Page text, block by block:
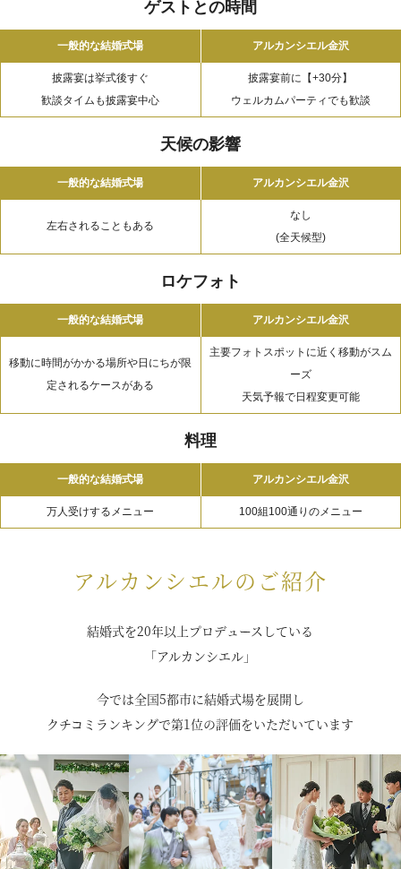
ゲストとの時間
一般的な結婚式場 アルカンシエル金沢
披露宴は挙式後すぐ
歓談タイムも披露宴中心
披露宴前に【+30分】
ウェルカムパーティでも歓談
天候の影響
一般的な結婚式場 アルカンシエル金沢
左右されることもある
なし
(全天候型)
ロケフォト
一般的な結婚式場 アルカンシエル金沢
移動に時間がかかる場所や日にちが限
定されるケースがある
主要フォトスポットに近く移動がスム
ーズ
天気予報で日程変更可能
料理
一般的な結婚式場 アルカンシエル金沢
万人受けするメニュー 100組100通りのメニュー
アルカンシエルのご紹介
結婚式を20年以上プロデュースしている
「アルカンシエル」
今では全国5都市に結婚式場を展開し
クチコミランキングで第1位の評価をいただいています